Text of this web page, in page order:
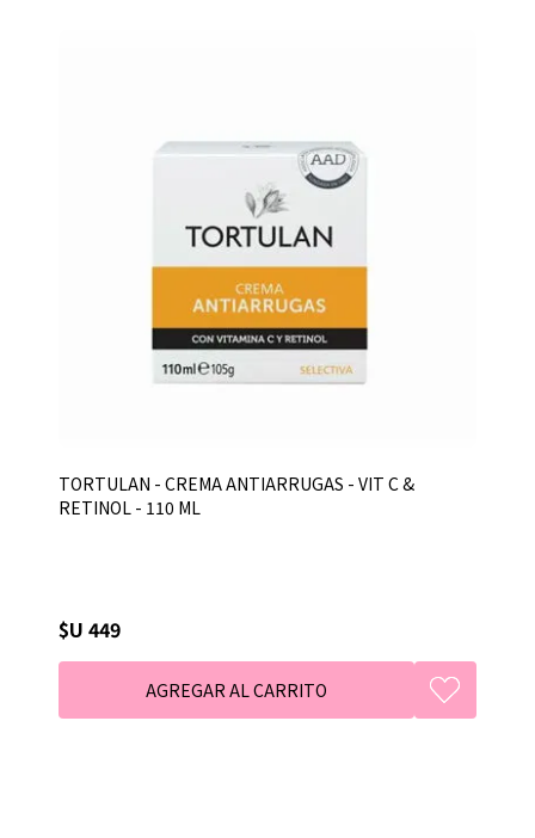
TORTULAN - CREMA ANTIARRUGAS - VIT C &
RETINOL - 110 ML
$U 449